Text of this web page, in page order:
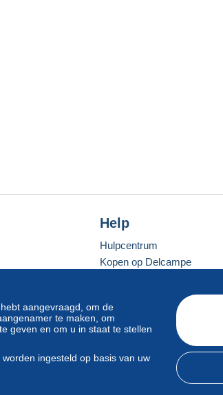
aangevraagd, om de
te maken, om
geven en om u in staat te stellen
ingesteld op basis van uw
Help
Hulpcentrum
Kopen op Delcampe
Een beveiligde website